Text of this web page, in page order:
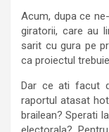
Acum, dupa ce
giratorii, care au
sarit cu gura pe
ca proiectul
Dar ce ati facut
raportul atasat
brailean? Sperati